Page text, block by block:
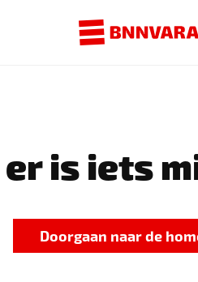
er is iets
Doorgaan naar de